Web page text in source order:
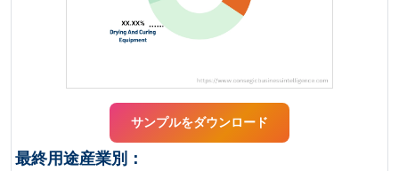
サンプルをダウンロード
最終用途産業別：